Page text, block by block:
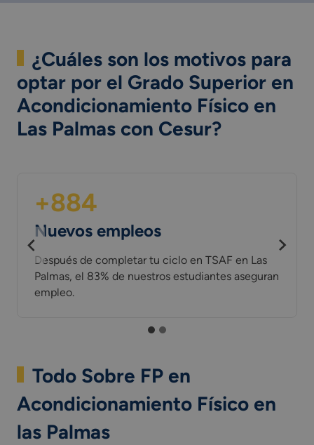
¿Cuáles son los motivos para
optar por el Grado Superior en
Acondicionamiento Físico en
Las Palmas con Cesur?
+884
Nuevos empleos
Después de completar tu ciclo en TSAF en Las
Palmas, el 83% de nuestros estudiantes aseguran
empleo.
Todo Sobre FP en
Acondicionamiento Físico en
las Palmas